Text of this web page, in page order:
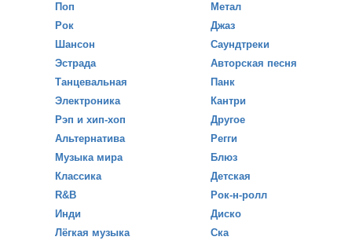
Поп
Рок
Шансон
Эстрада
Танцевальная
Электроника
Рэп и хип-хоп
Альтернатива
Музыка мира
Классика
R&B
Инди
Лёгкая музыка
Метал
Джаз
Саундтреки
Авторская песня
Панк
Кантри
Другое
Регги
Блюз
Детская
Рок-н-ролл
Диско
Ска